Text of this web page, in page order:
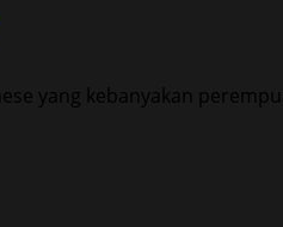
yang kebanyakan